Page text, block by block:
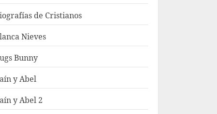
de Cristianos
Nieves
Bunny
y Abel
y Abel 2